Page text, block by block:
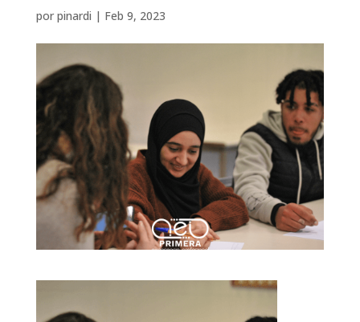
por pinardi | Feb 9, 2023